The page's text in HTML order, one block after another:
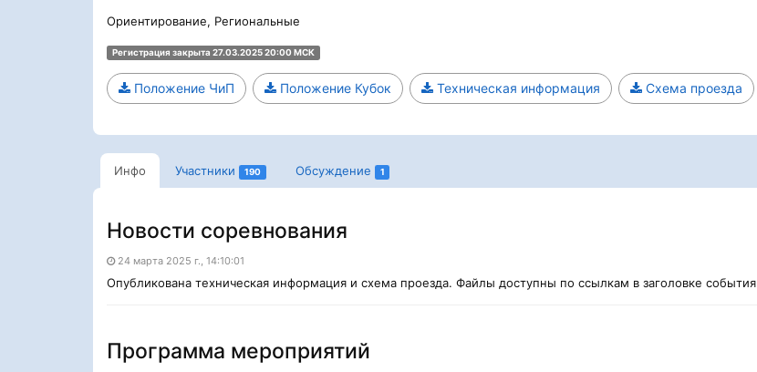
Ориентирование, Региональные
Регистрация закрыта 27.03.2025 20:00 МСК
Положение ЧиП Положение Кубок Техническая информация Схема проезда
Инфо Участники 190 Обсуждение 1
Новости соревнования
24 марта 2025 г., 14:10:01
Опубликована техническая информация и схема проезда. Файлы доступны по ссылкам в заголовке события
Программа мероприятий